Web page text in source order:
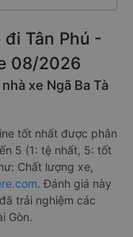
Tân Phú -
08/2026
xe Ngã Ba Tà
tốt nhất được phân
5 (1: tệ nhất, 5: tốt
Chất lượng xe,
. Đánh giá này
trải nghiệm các
Gòn.